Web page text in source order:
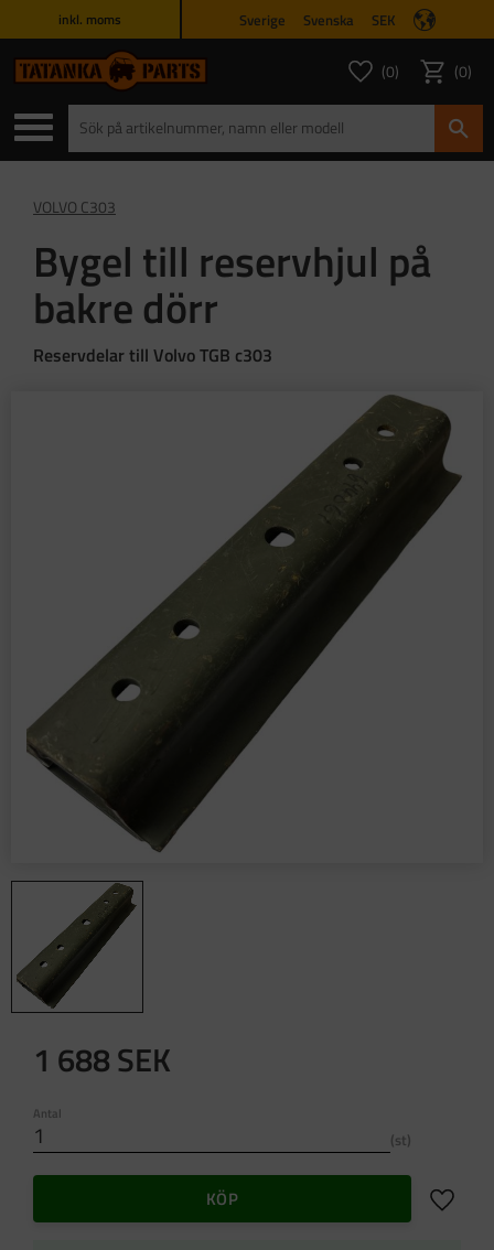
inkl. moms Sverige Svenska SEK
Favoriter
ANTAL
0 Kundvagn
0
VOLVO C303
Bygel till reservhjul på
bakre dörr
Reservdelar till Volvo TGB c303
1 688SEK
Antal
st
KÖP Lägg